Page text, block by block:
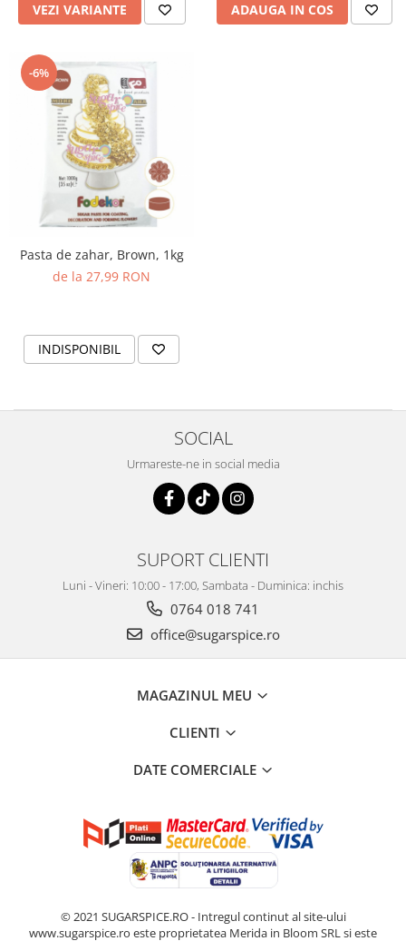
VEZI VARIANTE ADAUGA IN COS
-6%
Pasta de zahar, Brown, 1kg
de la 27,99 RON
INDISPONIBIL
SOCIAL
Urmareste-ne in social media
SUPORT CLIENTI
Luni - Vineri: 10:00 - 17:00, Sambata - Duminica: inchis
0764 018 741
office@sugarspice.ro
MAGAZINUL MEU
CLIENTI
DATE COMERCIALE
© 2021 SUGARSPICE.RO - Intregul continut al site-ului
www.sugarspice.ro este proprietatea Merida in Bloom SRL si este